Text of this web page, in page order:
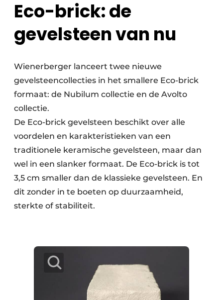
Eco-brick: de
gevelsteen van nu
Wienerberger lanceert twee nieuwe
gevelsteencollecties in het smallere Eco-brick
formaat: de Nubilum collectie en de Avolto
collectie.
De Eco-brick gevelsteen beschikt over alle
voordelen en karakteristieken van een
traditionele keramische gevelsteen, maar dan
wel in een slanker formaat. De Eco-brick is tot
3,5 cm smaller dan de klassieke gevelsteen. En
dit zonder in te boeten op duurzaamheid,
sterkte of stabiliteit.